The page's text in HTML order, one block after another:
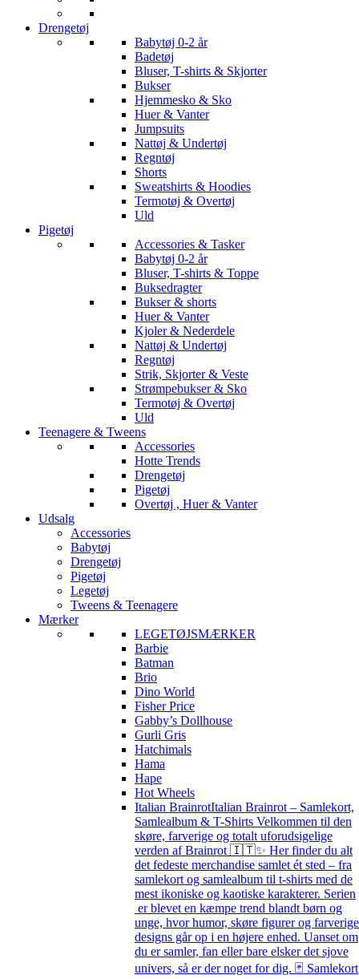
Drengetøj
Babytøj 0-2 år
Badetøj
Bluser, T-shirts & Skjorter
Bukser
Hjemmesko & Sko
Huer & Vanter
Jumpsuits
Nattøj & Undertøj
Regntøj
Shorts
Sweatshirts & Hoodies
Termotøj & Overtøj
Uld
Pigetøj
Accessories & Tasker
Babytøj 0-2 år
Bluser, T-shirts & Toppe
Buksedragter
Bukser & shorts
Huer & Vanter
Kjoler & Nederdele
Nattøj & Undertøj
Regntøj
Strik, Skjorter & Veste
Strømpebukser & Sko
Termotøj & Overtøj
Uld
Teenagere & Tweens
Accessories
Hotte Trends
Drengetøj
Pigetøj
Overtøj , Huer & Vanter
Udsalg
Accessories
Babytøj
Drengetøj
Pigetøj
Legetøj
Tweens & Teenagere
Mærker
LEGETØJSMÆRKER
Barbie
Batman
Brio
Dino World
Fisher Price
Gabby’s Dollhouse
Gurli Gris
Hatchimals
Hama
Hape
Hot Wheels
Italian BrainrotItalian Brainrot – Samlekort,
Samlealbum & T-Shirts Velkommen til den
skøre, farverige og totalt uforudsigelige
verden af Brainrot 🇮🇹✨ Her finder du alt
det fedeste merchandise samlet ét sted – fra
samlekort og samlealbum til t-shirts med de
mest ikoniske og kaotiske karakterer. Serien
er blevet en kæmpe trend blandt børn og
unge, hvor humor, skøre figurer og farverige
designs går op i en højere enhed. Uanset om
du er samler, fan eller bare elsker det sjove
univers, så er der noget for dig. 🃏 Samlekort